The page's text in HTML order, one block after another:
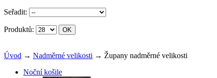
Seřadit:
Produktů:
Úvod → Nadměrné velikosti → Župany nadměrné velikosti
Noční košile